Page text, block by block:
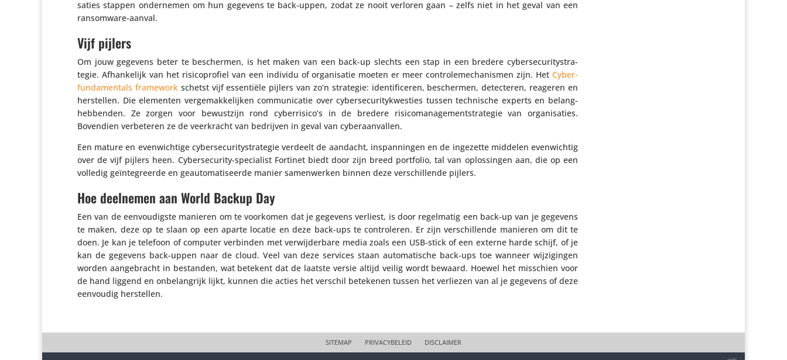
sa­ties stappen onder­nemen om hun gegevens te back-uppen, zodat ze nooit verloren gaan – zelfs niet in het geval van een
ransomware-aanval.
Vijf pijlers
Om jouw gegevens beter te beschermen, is het maken van een back-up slechts een stap in een bredere cyber­se­cu­ri­ty­s­tra­
tegie. Afhan­ke­lijk van het risi­co­pro­fiel van een individu of orga­ni­satie moeten er meer contro­le­me­cha­nismen zijn. Het Cyber­
fun­da­men­tals framework schetst vijf essen­tiële pijlers van zo’n strategie: iden­ti­fi­ceren, beschermen, detec­teren, reageren en
herstellen. Die elementen verge­mak­ke­lijken commu­ni­catie over cyber­se­cu­ri­ty­kwes­ties tussen tech­ni­sche experts en belang­
heb­benden. Ze zorgen voor bewust­zijn rond cyberrisico’s in de bredere risi­co­ma­na­ge­ment­stra­tegie van orga­ni­sa­ties.
Bovendien verbe­teren ze de veer­kracht van bedrijven in geval van cyberaanvallen.
Een mature en even­wich­tige cyber­se­cu­ri­ty­s­tra­tegie verdeelt de aandacht, inspan­ningen en de ingezette middelen even­wichtig
over de vijf pijlers heen. Cyber­se­cu­rity-speci­a­list Fortinet biedt door zijn breed portfolio, tal van oplos­singen aan, die op een
volledig geïn­te­greerde en geau­to­ma­ti­seerde manier samen­werken binnen deze verschil­lende pijlers.
Hoe deelnemen aan World Backup Day
Een van de eenvou­digste manieren om te voorkomen dat je gegevens verliest, is door regel­matig een back-up van je gegevens
te maken, deze op te slaan op een aparte locatie en deze back-ups te contro­leren. Er zijn verschil­lende manieren om dit te
doen. Je kan je telefoon of computer verbinden met verwij­der­bare media zoals een USB-stick of een externe harde schijf, of je
kan de gegevens back-uppen naar de cloud. Veel van deze services staan auto­ma­ti­sche back-ups toe wanneer wijzi­gingen
worden aange­bracht in bestanden, wat betekent dat de laatste versie altijd veilig wordt bewaard. Hoewel het misschien voor
de hand liggend en onbe­lang­rijk lijkt, kunnen die acties het verschil betekenen tussen het verliezen van al je gegevens of deze
eenvoudig herstellen.
SITEMAP PRIVACYBELEID DISCLAIMER